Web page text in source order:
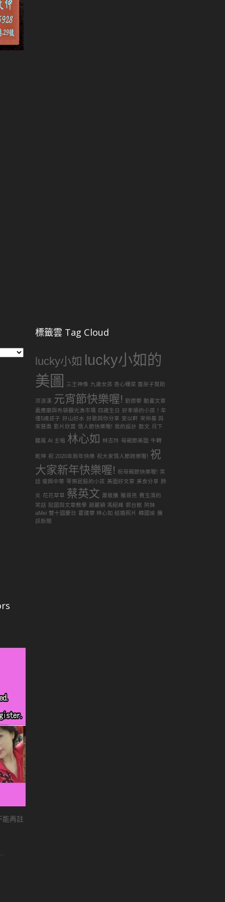
標籤雲 Tag Cloud
lucky小如 lucky小如的
美圖
三王神像 九歲女孩 善心種菜 蓋房子幫助
流浪漢 元宵節快樂喔! 劉德華 動畫文章
嘉應廟與布袋觀光漁市場 四歲生日 好孝順的小孩！年
僅5歲孩子 好山好水 好歌與你分享 安以軒 宋仲基 與
宋慧喬 影片欣賞 情人節快樂喔! 我的設計 散文 月下
聽風 AI 主唱 林心如 林志玲 母親節美圖 牛轉
乾坤 祝 2020年新年快樂 祝大家情人節跨樂喔! 祝
大家新年快樂喔! 祝母親節快樂喔! 笑
話 復興中華 等擦屁股的小孩 美圖好文章 美食分享 肺
炎 花花草草 蔡英文 蕭敬騰 豬哥亮 費玉清的
笑話 貼圖與文章教學 趙麗穎 馮紹峰 郭台銘 阿妹
aMei 雙十國慶日 霍建華 林心如 結婚照片 韓國瑜 騰
訊新聞
能再註